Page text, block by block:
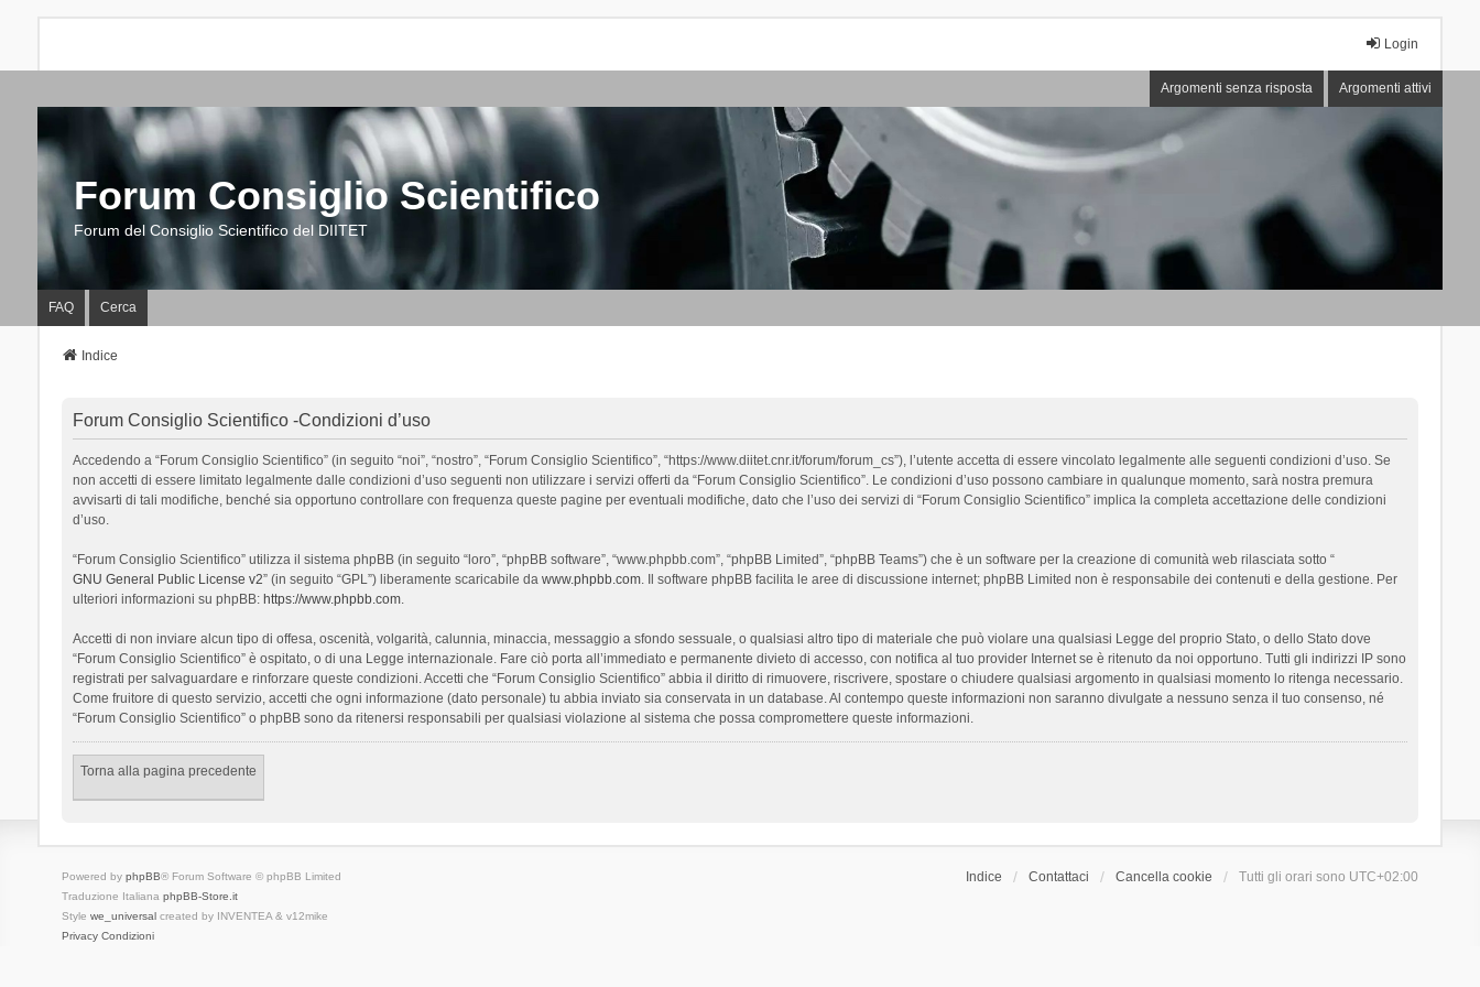
Login
Argomenti senza risposta Argomenti attivi
Forum Consiglio Scientifico
Forum del Consiglio Scientifico del DIITET
FAQ Cerca
Indice
Forum Consiglio Scientifico -Condizioni d’uso
Accedendo a “Forum Consiglio Scientifico” (in seguito “noi”, “nostro”, “Forum Consiglio Scientifico”, “https://www.diitet.cnr.it/forum/forum_cs”), l’utente accetta di essere vincolato legalmente alle seguenti condizioni d’uso. Se
non accetti di essere limitato legalmente dalle condizioni d’uso seguenti non utilizzare i servizi offerti da “Forum Consiglio Scientifico”. Le condizioni d’uso possono cambiare in qualunque momento, sarà nostra premura
avvisarti di tali modifiche, benché sia opportuno controllare con frequenza queste pagine per eventuali modifiche, dato che l’uso dei servizi di “Forum Consiglio Scientifico” implica la completa accettazione delle condizioni
d’uso.
“Forum Consiglio Scientifico” utilizza il sistema phpBB (in seguito “loro”, “phpBB software”, “www.phpbb.com”, “phpBB Limited”, “phpBB Teams”) che è un software per la creazione di comunità web rilasciata sotto “
GNU General Public License v2” (in seguito “GPL”) liberamente scaricabile da www.phpbb.com. Il software phpBB facilita le aree di discussione internet; phpBB Limited non è responsabile dei contenuti e della gestione. Per
ulteriori informazioni su phpBB: https://www.phpbb.com.
Accetti di non inviare alcun tipo di offesa, oscenità, volgarità, calunnia, minaccia, messaggio a sfondo sessuale, o qualsiasi altro tipo di materiale che può violare una qualsiasi Legge del proprio Stato, o dello Stato dove
“Forum Consiglio Scientifico” è ospitato, o di una Legge internazionale. Fare ciò porta all’immediato e permanente divieto di accesso, con notifica al tuo provider Internet se è ritenuto da noi opportuno. Tutti gli indirizzi IP sono
registrati per salvaguardare e rinforzare queste condizioni. Accetti che “Forum Consiglio Scientifico” abbia il diritto di rimuovere, riscrivere, spostare o chiudere qualsiasi argomento in qualsiasi momento lo ritenga necessario.
Come fruitore di questo servizio, accetti che ogni informazione (dato personale) tu abbia inviato sia conservata in un database. Al contempo queste informazioni non saranno divulgate a nessuno senza il tuo consenso, né
“Forum Consiglio Scientifico” o phpBB sono da ritenersi responsabili per qualsiasi violazione al sistema che possa compromettere queste informazioni.
Torna alla pagina precedente
Indice Contattaci Cancella cookie Tutti gli orari sono UTC+02:00
Powered by phpBB® Forum Software © phpBB Limited
Traduzione Italiana phpBB-Store.it
Style we_universalcreated by INVENTEA & v12mike
Privacy Condizioni